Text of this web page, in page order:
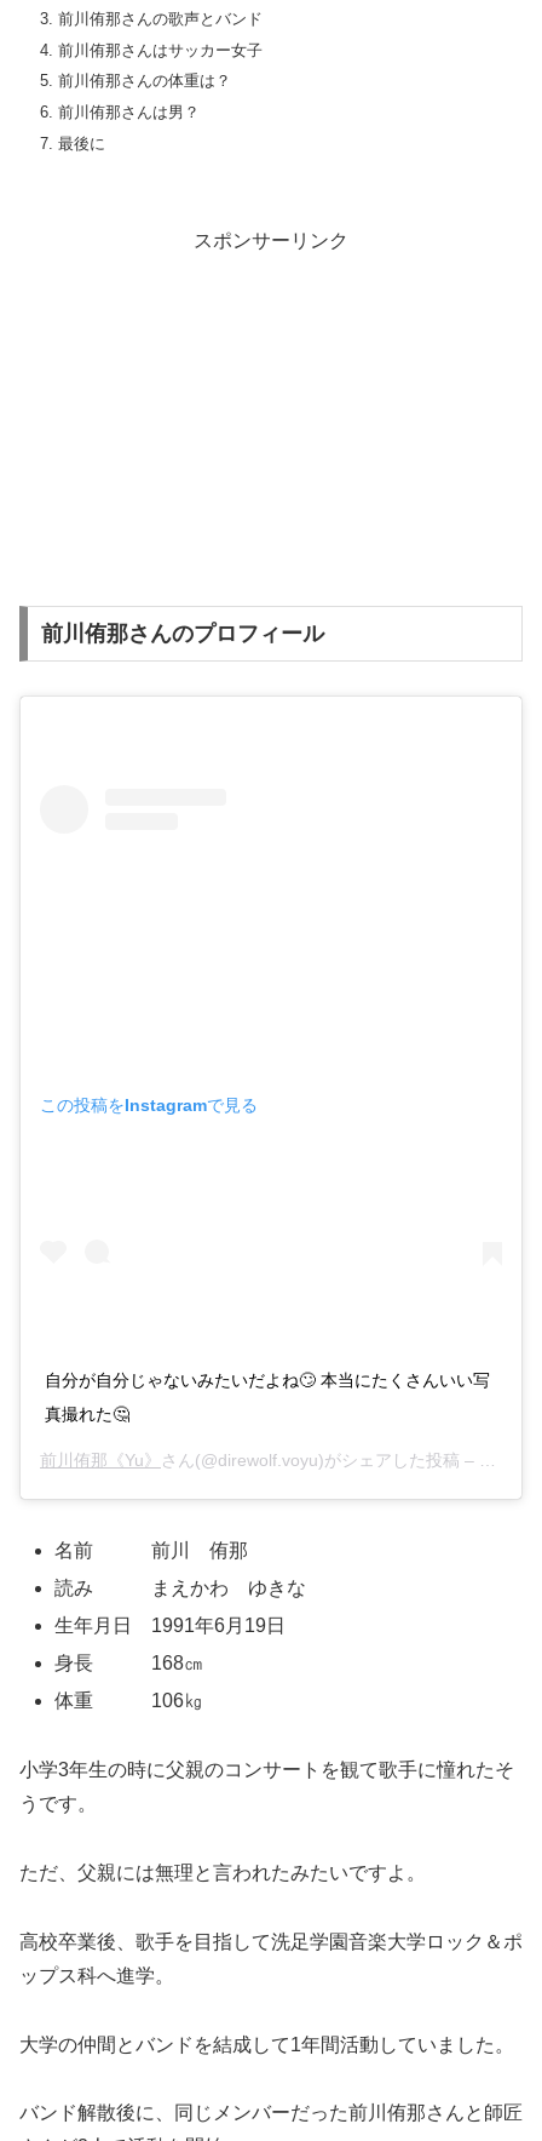
前川侑那さんの歌声とバンド
前川侑那さんはサッカー女子
前川侑那さんの体重は？
前川侑那さんは男？
最後に
スポンサーリンク
前川侑那さんのプロフィール
この投稿をInstagramで見る
自分が自分じゃないみたいだよね🙄 本当にたくさんいい写
真撮れた🤔
前川侑那《Yu》 さん(@direwolf.voyu)がシェアした投稿 –
名前 前川 侑那
読み まえかわ ゆきな
生年月日 1991年6月19日
身長 168㎝
体重 106㎏
小学3年生の時に父親のコンサートを観て歌手に憧れたそ
うです。
ただ、父親には無理と言われたみたいですよ。
高校卒業後、歌手を目指して洗足学園音楽大学ロック＆ポ
ップス科へ進学。
大学の仲間とバンドを結成して1年間活動していました。
バンド解散後に、同じメンバーだった前川侑那さんと師匠